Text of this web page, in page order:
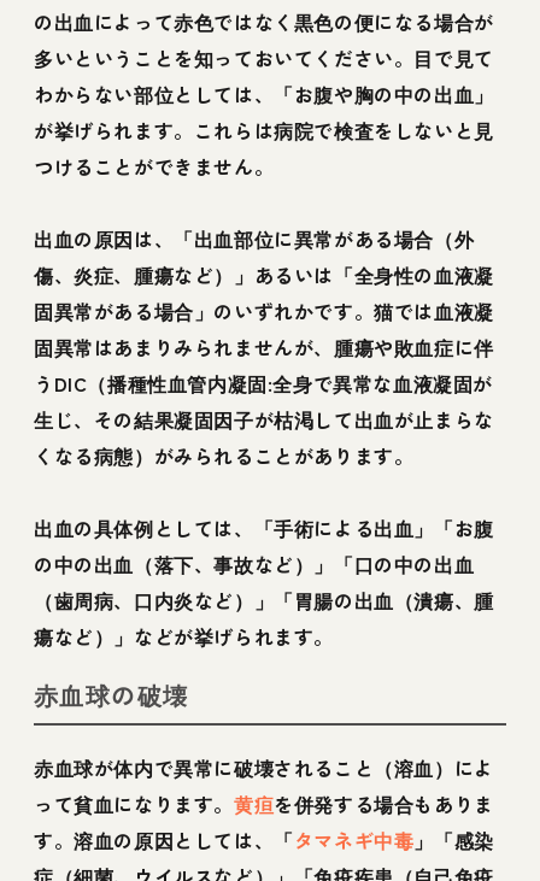
の出血によって赤色ではなく黒色の便になる場合が
多いということを知っておいてください。目で見て
わからない部位としては、「お腹や胸の中の出血」
が挙げられます。これらは病院で検査をしないと見
つけることができません。
出血の原因は、「出血部位に異常がある場合（外
傷、炎症、腫瘍など）」あるいは「全身性の血液凝
固異常がある場合」のいずれかです。猫では血液凝
固異常はあまりみられませんが、腫瘍や敗血症に伴
うDIC（播種性血管内凝固:全身で異常な血液凝固が
生じ、その結果凝固因子が枯渇して出血が止まらな
くなる病態）がみられることがあります。
出血の具体例としては、「手術による出血」「お腹
の中の出血（落下、事故など）」「口の中の出血
（歯周病、口内炎など）」「胃腸の出血（潰瘍、腫
瘍など）」などが挙げられます。
赤血球の破壊
赤血球が体内で異常に破壊されること（溶血）によ
って貧血になります。 黄疸を併発する場合もありま
す。溶血の原因としては、「タマネギ中毒 」「感染